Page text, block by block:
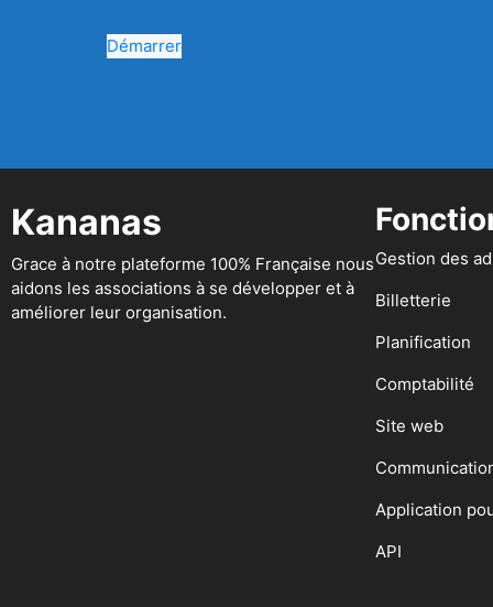
Démarrer
Kananas
Grace à notre plateforme 100% Française nous
aidons les associations à se développer et à
améliorer leur organisation.
Gestion des
Billetterie
Planification
Comptabilité
Site web
Application
API